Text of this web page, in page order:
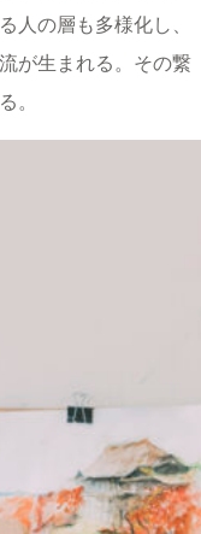
人の層も多様化し、
が生まれる。その繋
。